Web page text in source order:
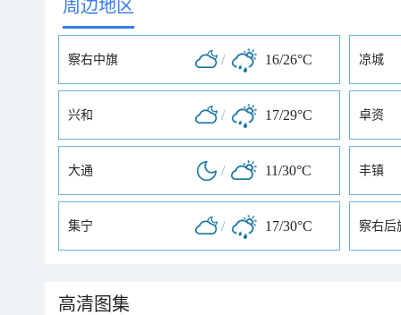
周边地区
察右中旗 / 16/26°C 凉城
兴和 / 17/29°C 卓资
大通 / 11/30°C 丰镇
集宁 / 17/30°C 察右后
高清图集